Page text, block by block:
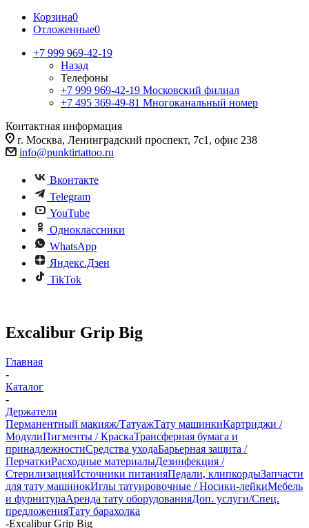
Корзина0
Отложенные0
+7 999 969-42-19
Назад
Телефоны
+7 999 969-42-19 Московский филиал
+7 495 369-49-81 Многоканальный номер
Контактная информация
г. Москва, Ленинградский проспект, 7с1, офис 238
info@punktirtattoo.ru
Вконтакте
Telegram
YouTube
Одноклассники
WhatsApp
Яндекс.Дзен
TikTok
Excalibur Grip Big
Главная
-
Каталог
-
Держатели
Перманентный макияж/ТатуажТату машинкиКартриджи /
МодулиПигменты / КраскаТрансферная бумага и
принадлежностиСредства уходаБарьерная защита /
ПерчаткиРасходные материалыДезинфекция /
СтерилизацияИсточники питанияПедали, клипкордыЗапчасти
для тату машинокИглы татуировочные / Носики-лейкиМебель
и фурнитураАренда тату оборудованияДоп. услуги/Спец.
предложенияТату барахолка
-Excalibur Grip Big